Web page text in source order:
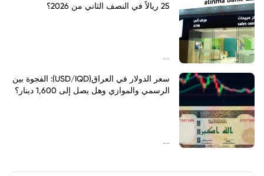
25 ريالاً في النصف الثاني من 2026؟
--
سعر الدولار في العراق(USD/IQD): الفجوة بين
الرسمي والموازي وهل يصل إلى 1,600 دينار؟
--